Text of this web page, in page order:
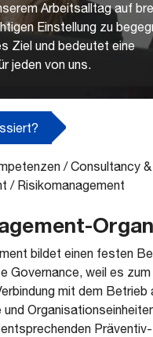
Arbeitsalltag auf
Einstellung zu
Ziel und bedeutet eine
jeden von uns.
/Consultancy
/ Risikomanagement
bildet einen festen
Governance, weil es
mit dem Betrieb